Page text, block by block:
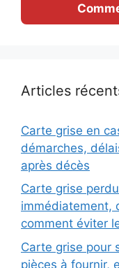
Articles
Carte grise en
démarches,
après décès
Carte grise
immédiatement,
comment éviter
Carte grise pour
pièces à fournir,